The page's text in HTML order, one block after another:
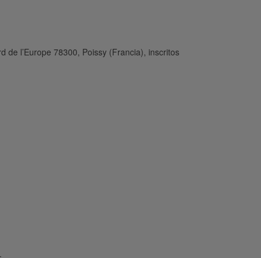
de l’Europe 78300, Poissy (Francia), inscritos